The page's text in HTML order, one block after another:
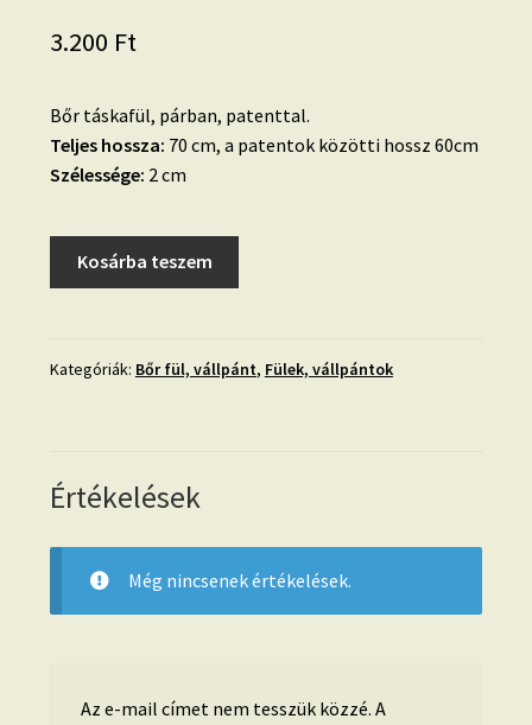
3.200 Ft
Bőr táskafül, párban, patenttal.
Teljes hossza: 70 cm, a patentok közötti hossz 60cm
Szélessége: 2 cm
párban,
mennyiség
Kosárba teszem
Kategóriák: Bőr fül, vállpánt, Fülek, vállpántok
Értékelések
Még nincsenek értékelések.
Az e-mail címet nem tesszük közzé. A